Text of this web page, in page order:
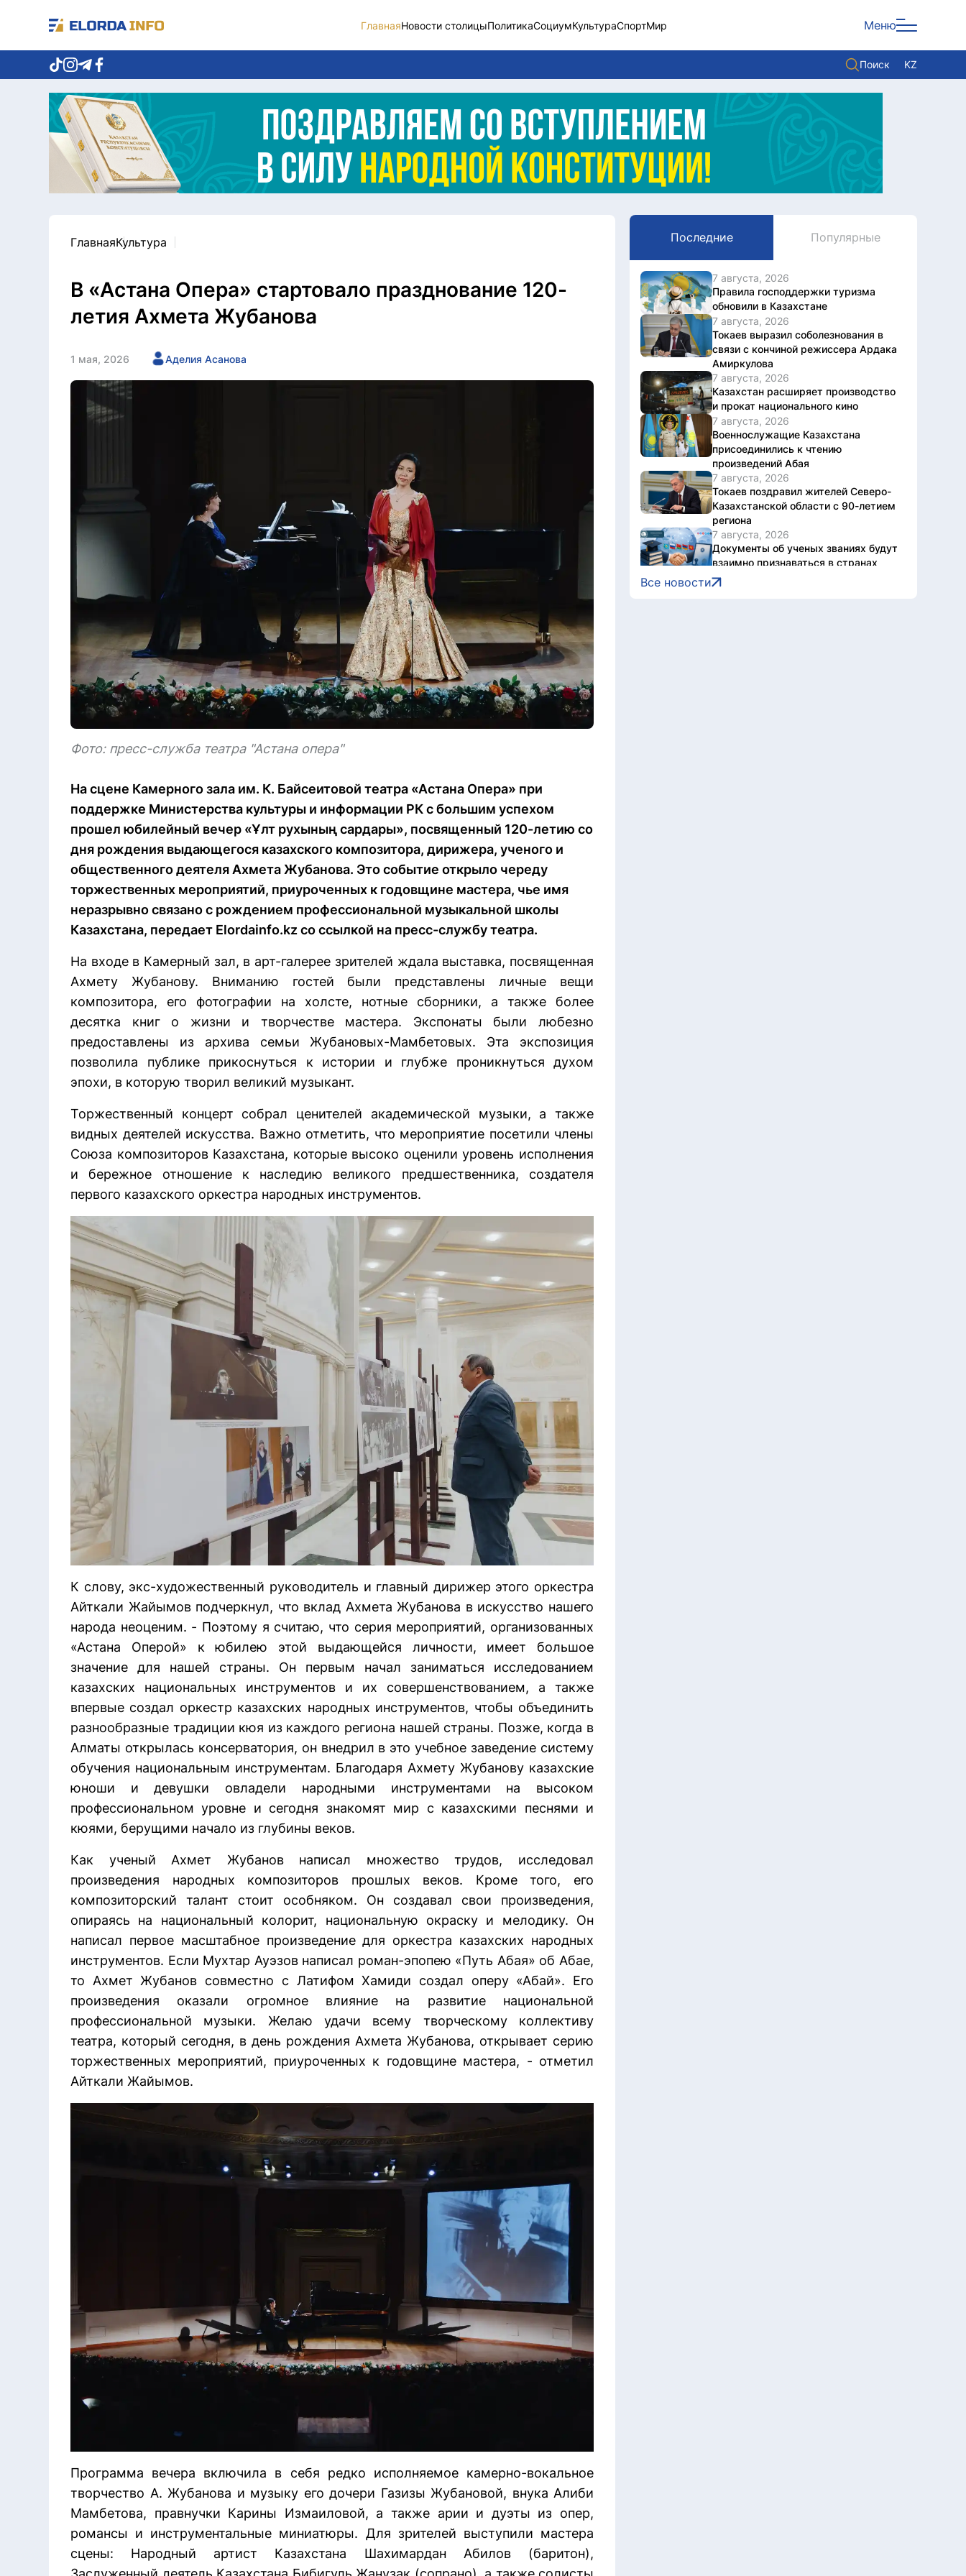
ГлавнаяНовости столицыПолитикаСоциумКультураСпортМир Меню
Поиск KZ
Новости столицы
Политика
Социум
Экономика
Спорт
Культура
Служба Комплаенс
Этический кодекс
Служу стране
ГлавнаяКультура
В «Астана Опера» стартовало празднование 120-
летия Ахмета Жубанова
1 мая, 2026 Аделия Асанова
Фото: пресс-служба театра "Астана опера"
На сцене Камерного зала им. К. Байсеитовой театра «Астана Опера» при
поддержке Министерства культуры и информации РК с большим успехом
прошел юбилейный вечер «Ұлт рухының сардары», посвященный 120-летию со
дня рождения выдающегося казахского композитора, дирижера, ученого и
общественного деятеля Ахмета Жубанова. Это событие открыло череду
торжественных мероприятий, приуроченных к годовщине мастера, чье имя
неразрывно связано с рождением профессиональной музыкальной школы
Казахстана, передает Elordainfo.kz со ссылкой на пресс-службу театра.
На входе в Камерный зал, в арт-галерее зрителей ждала выставка, посвященная
Ахмету Жубанову. Вниманию гостей были представлены личные вещи
композитора, его фотографии на холсте, нотные сборники, а также более
десятка книг о жизни и творчестве мастера. Экспонаты были любезно
предоставлены из архива семьи Жубановых-Мамбетовых. Эта экспозиция
позволила публике прикоснуться к истории и глубже проникнуться духом
эпохи, в которую творил великий музыкант.
Торжественный концерт собрал ценителей академической музыки, а также
видных деятелей искусства. Важно отметить, что мероприятие посетили члены
Союза композиторов Казахстана, которые высоко оценили уровень исполнения
и бережное отношение к наследию великого предшественника, создателя
первого казахского оркестра народных инструментов.
К слову, экс-художественный руководитель и главный дирижер этого оркестра
Айткали Жайымов подчеркнул, что вклад Ахмета Жубанова в искусство нашего
народа неоценим. - Поэтому я считаю, что серия мероприятий, организованных
«Астана Оперой» к юбилею этой выдающейся личности, имеет большое
значение для нашей страны. Он первым начал заниматься исследованием
казахских национальных инструментов и их совершенствованием, а также
впервые создал оркестр казахских народных инструментов, чтобы объединить
разнообразные традиции кюя из каждого региона нашей страны. Позже, когда в
Алматы открылась консерватория, он внедрил в это учебное заведение систему
обучения национальным инструментам. Благодаря Ахмету Жубанову казахские
юноши и девушки овладели народными инструментами на высоком
профессиональном уровне и сегодня знакомят мир с казахскими песнями и
кюями, берущими начало из глубины веков.
Как ученый Ахмет Жубанов написал множество трудов, исследовал
произведения народных композиторов прошлых веков. Кроме того, его
композиторский талант стоит особняком. Он создавал свои произведения,
опираясь на национальный колорит, национальную окраску и мелодику. Он
написал первое масштабное произведение для оркестра казахских народных
инструментов. Если Мухтар Ауэзов написал роман-эпопею «Путь Абая» об Абае,
то Ахмет Жубанов совместно с Латифом Хамиди создал оперу «Абай». Его
произведения оказали огромное влияние на развитие национальной
профессиональной музыки. Желаю удачи всему творческому коллективу
театра, который сегодня, в день рождения Ахмета Жубанова, открывает серию
торжественных мероприятий, приуроченных к годовщине мастера, - отметил
Айткали Жайымов.
Программа вечера включила в себя редко исполняемое камерно-вокальное
творчество А. Жубанова и музыку его дочери Газизы Жубановой, внука Алиби
Мамбетова, правнучки Карины Измаиловой, а также арии и дуэты из опер,
романсы и инструментальные миниатюры. Для зрителей выступили мастера
сцены: Народный артист Казахстана Шахимардан Абилов (баритон),
Последние Популярные
7 августа, 2026
Правила господдержки туризма
обновили в Казахстане
7 августа, 2026
Токаев выразил соболезнования в
связи с кончиной режиссера Ардака
Амиркулова
7 августа, 2026
Казахстан расширяет производство
и прокат национального кино
7 августа, 2026
Военнослужащие Казахстана
присоединились к чтению
произведений Абая
7 августа, 2026
Токаев поздравил жителей Северо-
Казахстанской области с 90-летием
региона
7 августа, 2026
Документы об ученых званиях будут
взаимно признаваться в странах
ЕАЭС
7 августа, 2026
Все новости